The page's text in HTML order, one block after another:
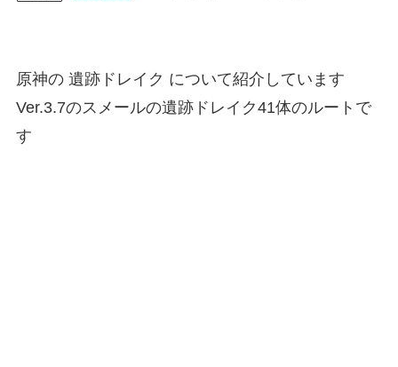
原神の 遺跡ドレイク について紹介しています
Ver.3.7のスメールの遺跡ドレイク41体のルートで
す